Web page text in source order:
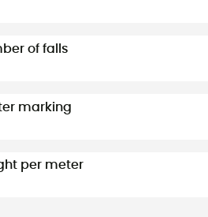
of falls
marking
per meter